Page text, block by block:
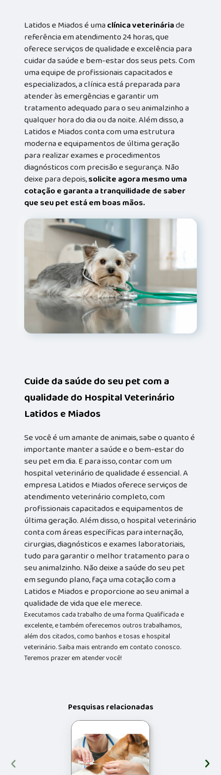
Latidos e Miados é umaclínica veterináriade
referência em atendimento 24 horas, que
oferece serviços de qualidade e excelência para
cuidar da saúde e bem-estar dos seus pets. Com
uma equipe de profissionais capacitados e
especializados, a clínica está preparada para
atender às emergências e garantir um
tratamento adequado para o seu animalzinho a
qualquer hora do dia ou da noite. Além disso, a
Latidos e Miados conta com uma estrutura
moderna e equipamentos de última geração
para realizar exames e procedimentos
diagnósticos com precisão e segurança. Não
deixe para depois,solicite agora mesmo uma
cotação e garanta a tranquilidade de saber
que seu pet está em boas mãos.
Cuide da saúde do seu pet com a
qualidade do Hospital Veterinário
Latidos e Miados
Se você é um amante de animais, sabe o quanto é
importante manter a saúde e o bem-estar do
seu pet em dia. E para isso, contar com um
hospital veterinário de qualidade é essencial. A
empresa Latidos e Miados oferece serviços de
atendimento veterinário completo, com
profissionais capacitados e equipamentos de
última geração. Além disso, o hospital veterinário
conta com áreas específicas para internação,
cirurgias, diagnósticos e exames laboratoriais,
tudo para garantir o melhor tratamento para o
seu animalzinho. Não deixe a saúde do seu pet
em segundo plano, faça uma cotação com a
Latidos e Miados e proporcione ao seu animal a
qualidade de vida que ele merece.
Executamos cada trabalho de uma forma Qualificada e
excelente, e também oferecemos outros trabalhamos,
além dos citados, como banhos e tosas e hospital
veterinário. Saiba mais entrando em contato conosco.
Teremos prazer em atender você!
Pesquisas relacionadas
‹ ›